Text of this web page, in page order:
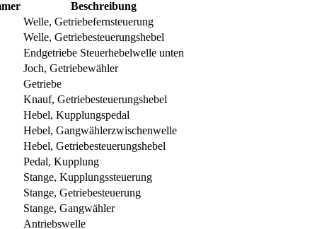
Beschreibung
Welle, Getriebefernsteuerung
Welle, Getriebesteuerungshebel
Endgetriebe Steuerhebelwelle unten
Joch, Getriebewähler
Getriebe
Knauf, Getriebesteuerungshebel
Hebel, Kupplungspedal
Hebel, Gangwählerzwischenwelle
Hebel, Getriebesteuerungshebel
Pedal, Kupplung
Stange, Kupplungssteuerung
Stange, Getriebesteuerung
Stange, Gangwähler
Antriebswelle